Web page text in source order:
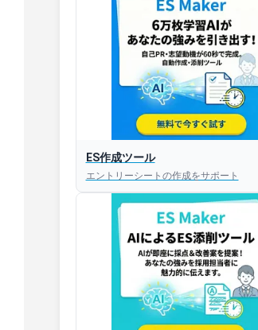
ES作成ツール
エントリーシートの作成をサポート